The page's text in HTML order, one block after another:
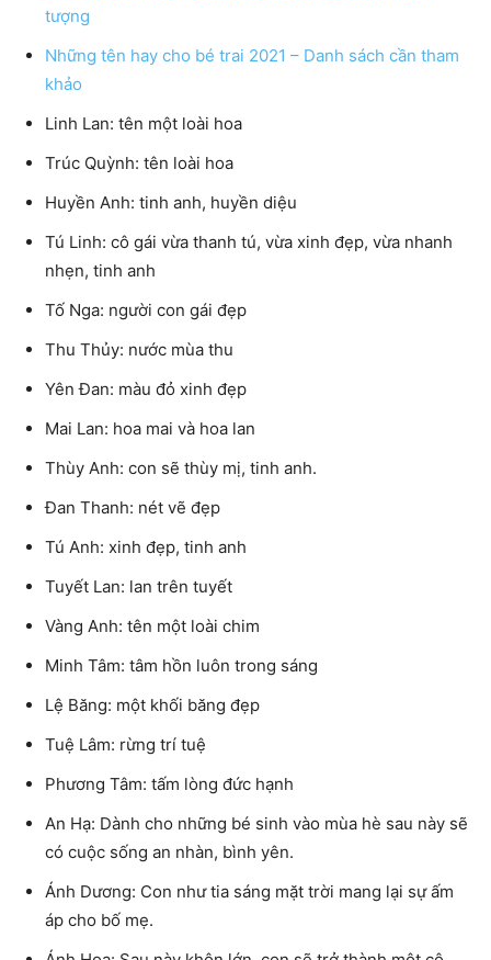
tượng
Những tên hay cho bé trai 2021 – Danh sách cần tham
khảo
Linh Lan: tên một loài hoa
Trúc Quỳnh: tên loài hoa
Huyền Anh: tinh anh, huyền diệu
Tú Linh: cô gái vừa thanh tú, vừa xinh đẹp, vừa nhanh
nhẹn, tinh anh
Tố Nga: người con gái đẹp
Thu Thủy: nước mùa thu
Yên Đan: màu đỏ xinh đẹp
Mai Lan: hoa mai và hoa lan
Thùy Anh: con sẽ thùy mị, tinh anh.
Đan Thanh: nét vẽ đẹp
Tú Anh: xinh đẹp, tinh anh
Tuyết Lan: lan trên tuyết
Vàng Anh: tên một loài chim
Minh Tâm: tâm hồn luôn trong sáng
Lệ Băng: một khối băng đẹp
Tuệ Lâm: rừng trí tuệ
Phương Tâm: tấm lòng đức hạnh
An Hạ: Dành cho những bé sinh vào mùa hè sau này sẽ
có cuộc sống an nhàn, bình yên.
Ánh Dương: Con như tia sáng mặt trời mang lại sự ấm
áp cho bố mẹ.